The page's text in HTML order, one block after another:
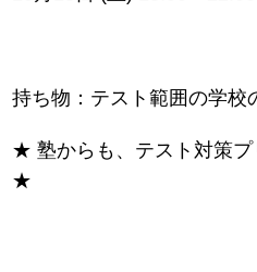
持ち物：テスト範囲の学校
★ 塾からも、テスト対策プ
★